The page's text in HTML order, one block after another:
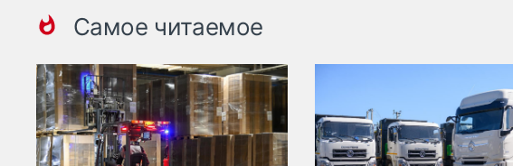
Самое читаемое